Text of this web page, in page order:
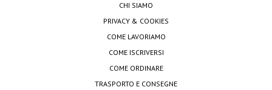
CHI SIAMO
PRIVACY & COOKIES
COME LAVORIAMO
COME ISCRIVERSI
COME ORDINARE
TRASPORTO E CONSEGNE